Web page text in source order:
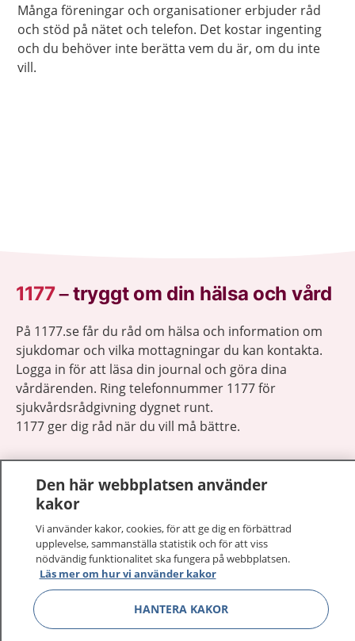
Många föreningar och organisationer erbjuder råd
och stöd på nätet och telefon. Det kostar ingenting
och du behöver inte berätta vem du är, om du inte
vill.
1177–tryggt om din hälsa och vård
På 1177.se får du råd om hälsa och information om
sjukdomar och vilka mottagningar du kan kontakta.
Logga in för att läsa din journal och göra dina
vårdärenden. Ring telefonnummer 1177 för
sjukvårdsrådgivning dygnet runt.
1177 ger dig råd när du vill må bättre.
1177 på flera språk
Om 1177
Kontakt Visa
Den här webbplatsen använder
kakor
Vi använder kakor, cookies, för att ge dig en förbättrad
upplevelse, sammanställa statistik och för att viss
nödvändig funktionalitet ska fungera på webbplatsen.
Läs mer om hur vi använder kakor
HANTERA KAKOR